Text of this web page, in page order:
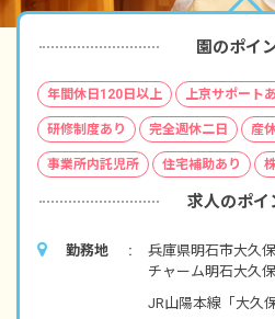
園のポイ
年間休日120日以上 上京サポート
研修制度あり 完全週休二日 産
事業所内託児所 住宅補助あり
求人のポイ
勤務地
兵庫県明石市大久
チャーム明石大久
JR山陽本線「大久